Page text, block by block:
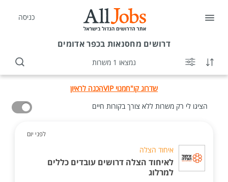
כניסה
דרושים מחסנאות בכפר אדומים
נמצאו 1 משרות
שדרוג קו"חמנוי VIP
הכנה לראיון
הציגו לי רק משרות ללא צורך בקורות חיים
לפני יום
איחוד הצלה
לאיחוד הצלה דרושים עובדים כללים
למרלוג